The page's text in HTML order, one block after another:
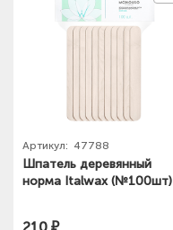
Артикул: 47788
Шпатель деревянный
норма Italwax (№100шт)